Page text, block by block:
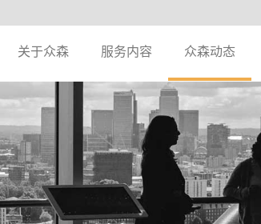
关于众森 服务内容 众森动态